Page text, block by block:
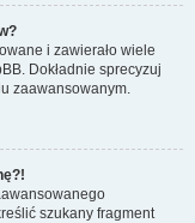
i zawierało wiele
Dokładnie sprecyzuj
zaawansowanym.
szukany fragment